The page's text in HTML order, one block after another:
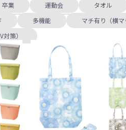
卒業 運動会 タオル
多機能 マチ有り（横マ
策）